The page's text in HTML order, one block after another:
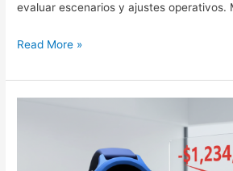
evaluar escenarios y ajustes operativos.
Read More »